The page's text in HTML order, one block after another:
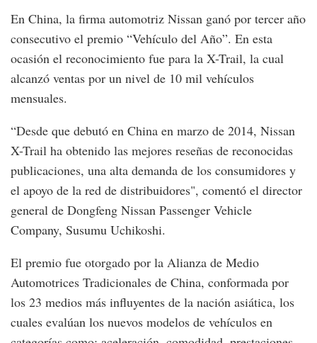
En China, la firma automotriz Nissan ganó por tercer año
consecutivo el premio “Vehículo del Año”. En esta
ocasión el reconocimiento fue para la X-Trail, la cual
alcanzó ventas por un nivel de 10 mil vehículos
mensuales.
“Desde que debutó en China en marzo de 2014, Nissan
X-Trail ha obtenido las mejores reseñas de reconocidas
publicaciones, una alta demanda de los consumidores y
el apoyo de la red de distribuidores", comentó el director
general de Dongfeng Nissan Passenger Vehicle
Company, Susumu Uchikoshi.
El premio fue otorgado por la Alianza de Medio
Automotrices Tradicionales de China, conformada por
los 23 medios más influyentes de la nación asiática, los
cuales evalúan los nuevos modelos de vehículos en